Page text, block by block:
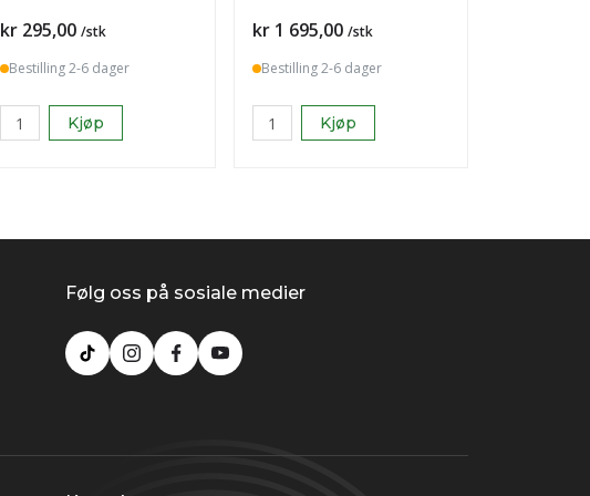
Pris
kr 295,00 /stk
Bestilling 2-6 dager
Kjøp
Pris
kr 1 695,00 /stk
Bestilling 2-6 dager
Kjøp
Følg oss på sosiale medier